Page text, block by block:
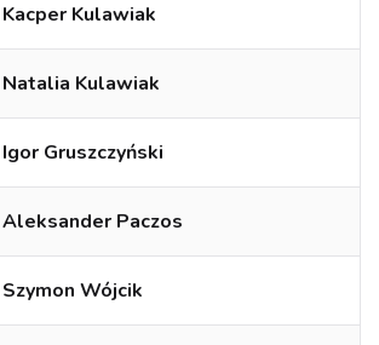
Kacper Kulawiak
Natalia Kulawiak
Igor Gruszczyński
Aleksander Paczos
Szymon Wójcik